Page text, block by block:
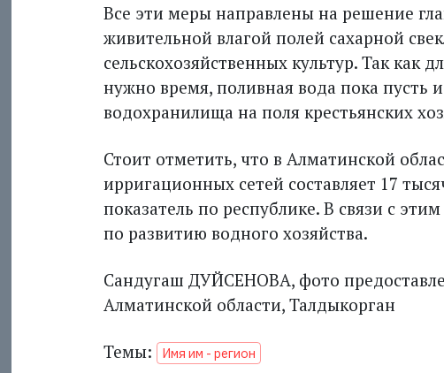
Все эти меры направлены на решение
живительной влагой полей сахарной
сельскохозяйственных культур. Так как
нужно время, поливная вода пока пусть
водохранилища на поля крестьянских
Стоит отметить, что в Алматинской
ирригационных сетей составляет 17
показатель по республике. В связи с
по развитию водного хозяйства.
Сандугаш ДУЙСЕНОВА, фото
Алматинской области, Талдыкорган
Темы: Имя им - регион